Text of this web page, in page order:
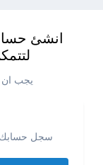
انشئ
يجب ان
سجل حسابك